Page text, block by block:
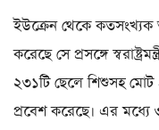
ইউক্রেন থেকে কতসংখ্যক
করেছে সে প্রসঙ্গে
২৩১টি ছেলে শিশুসহ
প্রবেশ করেছে। এর মধ্যে